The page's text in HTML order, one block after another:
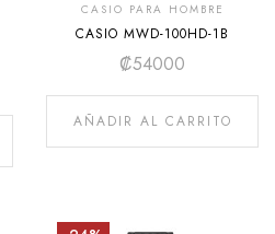
CASIO PARA HOMBRE
CASIO MWD-100HD-1B
₡54000
AÑADIR AL CARRITO